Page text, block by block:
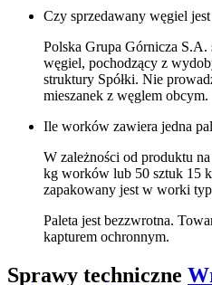
Czy sprzedawany węgiel
Polska Grupa Górnicza S.A.
węgiel, pochodzący z
struktury Spółki. Nie
mieszanek z węglem obcym.
Ile worków zawiera jedna
W zależności od produktu
kg worków lub 50 sztuk 15
zapakowany jest w worki
Paleta jest bezzwrotna.
kapturem ochronnym.
Sprawy techniczne